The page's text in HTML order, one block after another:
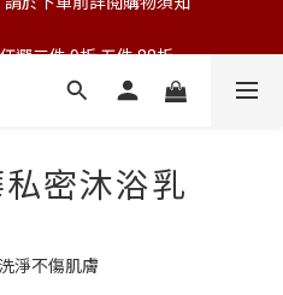
過七夕｜任選三件 9折
選三件 9折 五件 88折
密沐浴乳
淨不傷肌膚